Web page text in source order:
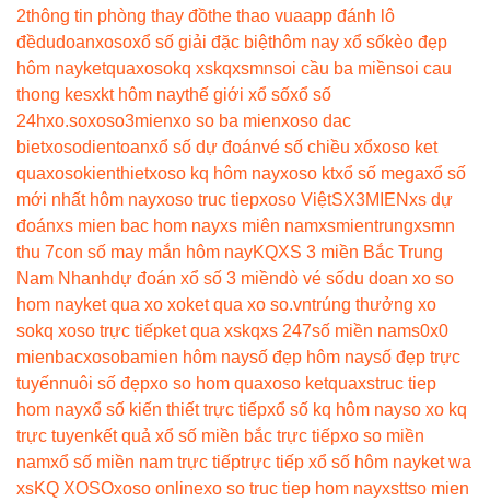
2thông tin phòng thay đồthe thao vuaapp đánh lô
đềdudoanxosoxổ số giải đặc biệthôm nay xổ sốkèo đẹp
hôm nayketquaxosokq xskqxsmnsoi cầu ba miềnsoi cau
thong kesxkt hôm naythế giới xổ sốxổ số
24hxo.soxoso3mienxo so ba mienxoso dac
bietxosodientoanxổ số dự đoánvé số chiều xổxoso ket
quaxosokienthietxoso kq hôm nayxoso ktxổ số megaxổ số
mới nhất hôm nayxoso truc tiepxoso ViệtSX3MIENxs dự
đoánxs mien bac hom nayxs miên namxsmientrungxsmn
thu 7con số may mắn hôm nayKQXS 3 miền Bắc Trung
Nam Nhanhdự đoán xổ số 3 miềndò vé sốdu doan xo so
hom nayket qua xo xoket qua xo so.vntrúng thưởng xo
sokq xoso trực tiếpket qua xskqxs 247số miền nams0x0
mienbacxosobamien hôm naysố đẹp hôm naysố đẹp trực
tuyếnnuôi số đẹpxo so hom quaxoso ketquaxstruc tiep
hom nayxổ số kiến thiết trực tiếpxổ số kq hôm nayso xo kq
trực tuyenkết quả xổ số miền bắc trực tiếpxo so miền
namxổ số miền nam trực tiếptrực tiếp xổ số hôm nayket wa
xsKQ XOSOxoso onlinexo so truc tiep hom nayxsttso mien